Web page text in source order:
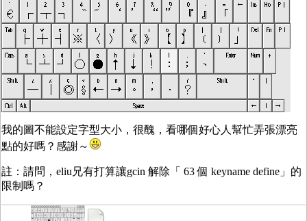
我的圖不能設定字型大小，很醜，看哪個好心人幫忙弄張漂亮
點的好嗎？感謝～
註：請問，eliu兄有打算讓gcin 解除「 63 個 keyname define」的
限制嗎？